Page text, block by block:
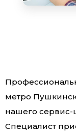
метро
нашего сервис-
Специалист